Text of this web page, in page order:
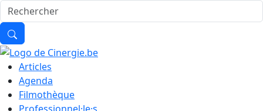
Articles
Agenda
Filmothèque